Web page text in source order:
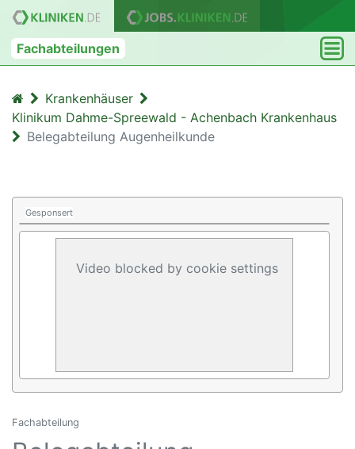
Fachabteilungen
Krankenhäuser
Klinikum Dahme-Spreewald - Achenbach Krankenhaus
Belegabteilung Augenheilkunde
Gesponsert
Video blocked by cookie settings
Fachabteilung